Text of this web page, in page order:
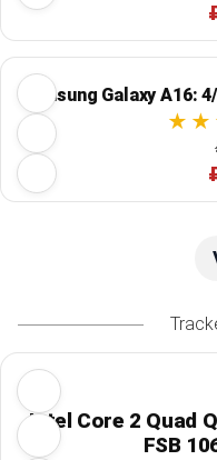
Samsung Galaxy A16:
Intel Core 2 Quad
FSB